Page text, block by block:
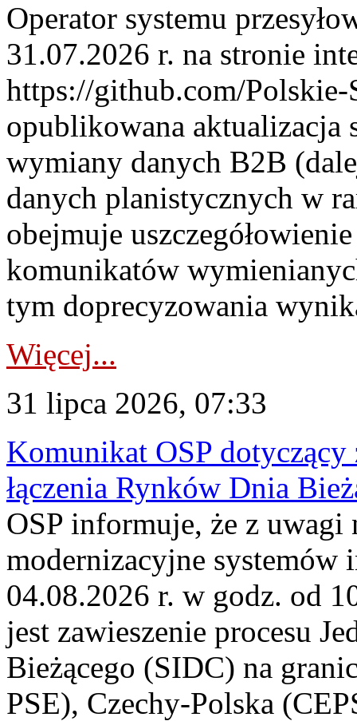
Operator systemu
31.07.2026 r. na stronie
https://github.com/Polskie-
opublikowana aktualizacja
wymiany danych B2B
danych planistycznych w
obejmuje
komunikatów
tym doprecyzowania
Więcej...
31 lipca 2026, 07:33
Komunikat OSP dotyczący
łączenia Rynków Dnia
OSP informuje, że z uwagi
modernizacyjne
04.08.2026 r. w godz. od
jest zawieszenie procesu
Bieżącego (SIDC) na
PSE), Czechy-Polska